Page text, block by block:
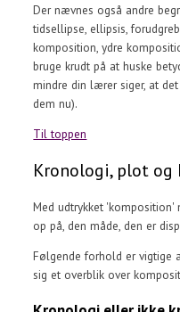
Der nævnes også andre
tidsellipse, ellipsis,
komposition, ydre
bruge krudt på at huske
mindre din lærer siger, at
dem nu).
Til toppen
Kronologi, plot
Med udtrykket 'komposition'
op på, den måde, den er
Følgende forhold er vigtige
sig et overblik over